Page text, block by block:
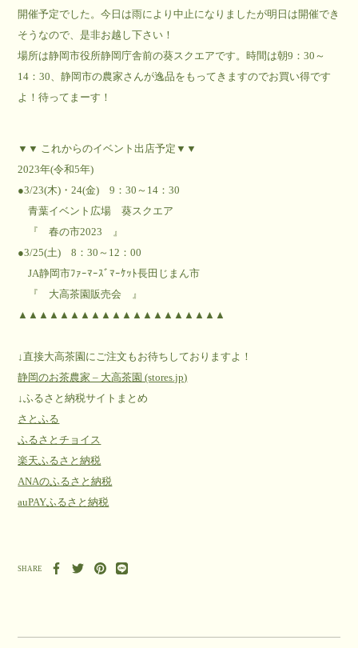
開催予定でした。今日は雨により中止になりましたが明日は開催でき
そうなので、是非お越し下さい！
場所は静岡市役所静岡庁舎前の葵スクエアです。時間は朝9：30～
14：30、静岡市の農家さんが逸品をもってきますのでお買い得です
よ！待ってまーす！
▼▼ これからのイベント出店予定▼▼
2023年(令和5年)
●3/23(木)・24(金) 9：30～14：30
青葉イベント広場 葵スクエア
『 春の市2023 』
●3/25(土) 8：30～12：00
JA静岡市ﾌｧｰﾏｰｽﾞﾏｰｹｯﾄ長田じまん市
『 大高茶園販売会 』
▲▲▲▲▲▲▲▲▲▲▲▲▲▲▲▲▲▲▲▲
↓直接大高茶園にご注文もお待ちしておりますよ！
静岡のお茶農家 – 大高茶園 (stores.jp)
↓ふるさと納税サイトまとめ
さとふる
ふるさとチョイス
楽天ふるさと納税
ANAのふるさと納税
auPAYふるさと納税
SHARE